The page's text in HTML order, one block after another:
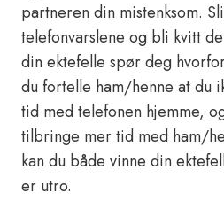
partneren din mistenksom.
telefonvarslene og bli kvitt
din ektefelle spør deg
du fortelle ham/henne at du
tid med telefonen hjemme,
tilbringe mer tid med ham/
kan du både vinne din
er utro.